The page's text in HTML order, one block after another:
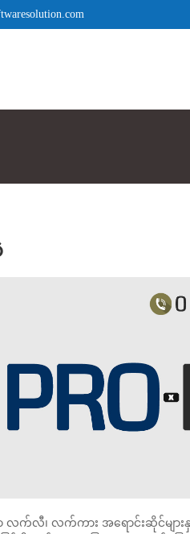
ာ လက်လီ၊ လက်ကား အရောင်းဆိုင်မျာ